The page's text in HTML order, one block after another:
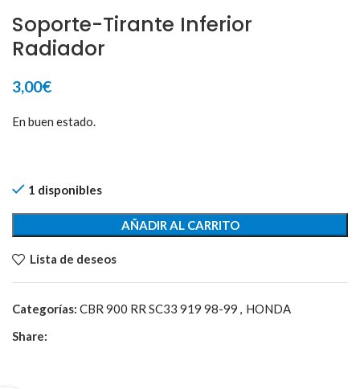
Soporte-Tirante Inferior
Radiador
3,00€
En buen estado.
1 disponibles
AÑADIR AL CARRITO
Lista de deseos
Categorías: CBR 900 RR SC33 919 98-99 , HONDA
Share: